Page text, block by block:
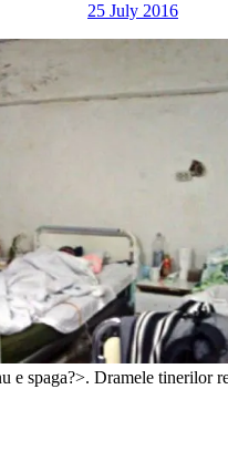
25 July 2016
e spaga?>. Dramele tinerilor